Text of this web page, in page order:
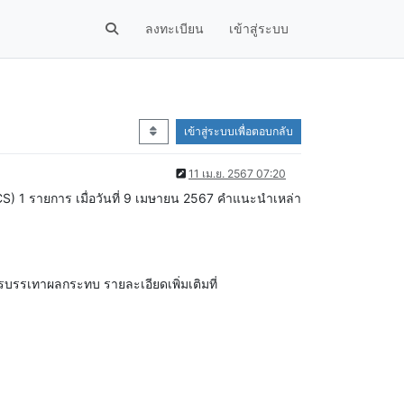
ลงทะเบียน เข้าสู่ระบบ
เข้าสู่ระบบเพื่อตอบกลับ
11 เม.ย. 2567 07:20
1 รายการ เมื่อวันที่ 9 เมษายน 2567 คำแนะนำเหล่า
รเทาผลกระทบ รายละเอียดเพิ่มเติมที่